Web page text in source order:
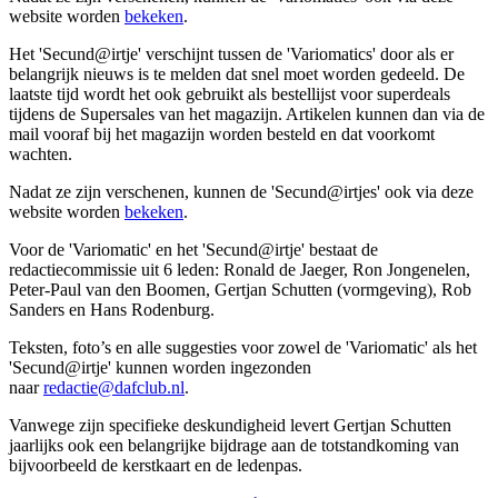
website worden bekeken.
Het 'Secund@irtje' verschijnt tussen de 'Variomatics' door als er
belangrijk nieuws is te melden dat snel moet worden gedeeld. De
laatste tijd wordt het ook gebruikt als bestellijst voor superdeals
tijdens de Supersales van het magazijn. Artikelen kunnen dan via de
mail vooraf bij het magazijn worden besteld en dat voorkomt
wachten.
Nadat ze zijn verschenen, kunnen de 'Secund@irtjes' ook via deze
website worden bekeken.
Voor de 'Variomatic' en het 'Secund@irtje' bestaat de
redactiecommissie uit 6 leden: Ronald de Jaeger, Ron Jongenelen,
Peter-Paul van den Boomen, Gertjan Schutten (vormgeving), Rob
Sanders en Hans Rodenburg.
Teksten, foto’s en alle suggesties voor zowel de 'Variomatic' als het
'Secund@irtje' kunnen worden ingezonden
naarredactie@dafclub.nl.
Vanwege zijn specifieke deskundigheid levert Gertjan Schutten
jaarlijks ook een belangrijke bijdrage aan de totstandkoming van
bijvoorbeeld de kerstkaart en de ledenpas.